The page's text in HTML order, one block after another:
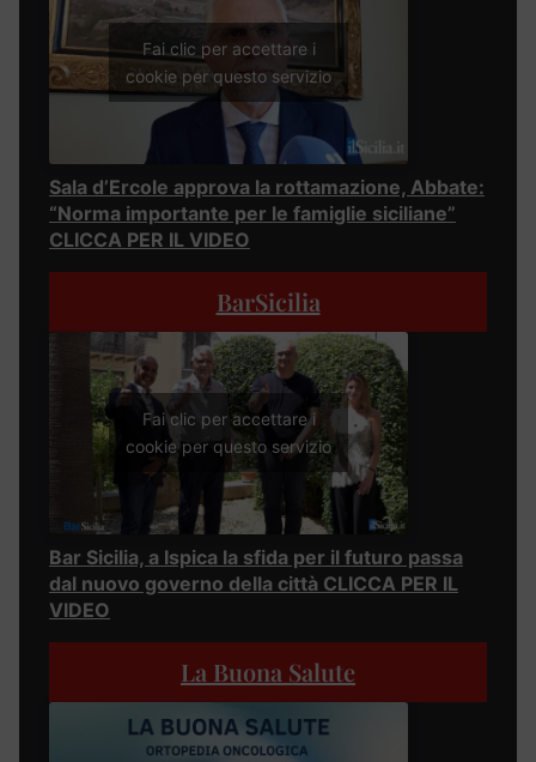
Fai clic per accettare i
cookie per questo servizio
Sala d’Ercole approva la rottamazione, Abbate:
“Norma importante per le famiglie siciliane”
CLICCA PER IL VIDEO
BarSicilia
Fai clic per accettare i
cookie per questo servizio
Bar Sicilia, a Ispica la sfida per il futuro passa
dal nuovo governo della città CLICCA PER IL
VIDEO
La Buona Salute